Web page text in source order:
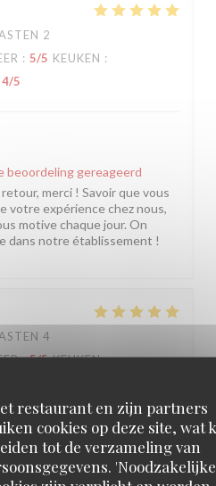
restaurant en zijn partners
cookies op deze site, wat
tot de verzameling van
2
: 5/5 KEUKEN :
4/5
beoordeling gereageerd
merci ! Savoir que vous
votre expérience chez nous,
motive chaque jour. On
dans notre établissement !
4
: 5/5 KEUKEN:
les champs, très bel emplacement, peu d attente,